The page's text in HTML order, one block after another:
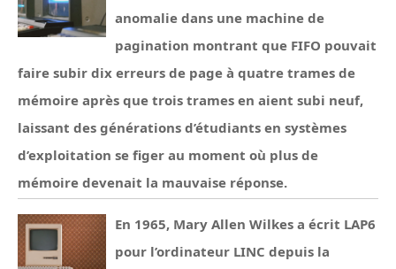
anomalie dans une machine de
pagination montrant que FIFO pouvait
faire subir dix erreurs de page à quatre trames de
mémoire après que trois trames en aient subi neuf,
laissant des générations d’étudiants en systèmes
d’exploitation se figer au moment où plus de
mémoire devenait la mauvaise réponse.
En 1965, Mary Allen Wilkes a écrit LAP6
pour l’ordinateur LINC depuis la